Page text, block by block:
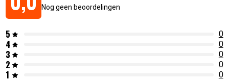
Nog geen beoordelingen
5 0
4 0
3 0
2 0
1 0